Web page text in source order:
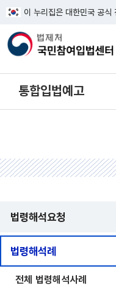
이 누리집은 대한민국 공식
통합입법예고
법령해석요청
법령해석례
전체 법령해석사례